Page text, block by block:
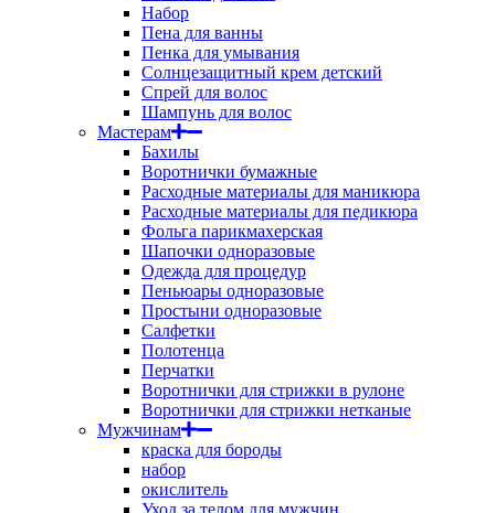
Набор
Пена для ванны
Пенка для умывания
Солнцезащитный крем детский
Спрей для волос
Шампунь для волос
Мастерам
Бахилы
Воротнички бумажные
Расходные материалы для маникюра
Расходные материалы для педикюра
Фольга парикмахерская
Шапочки одноразовые
Одежда для процедур
Пеньюары одноразовые
Простыни одноразовые
Салфетки
Полотенца
Перчатки
Воротнички для стрижки в рулоне
Воротнички для стрижки нетканые
Мужчинам
краска для бороды
набор
окислитель
Уход за телом для мужчин